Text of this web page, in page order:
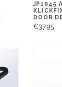
JP1045
DOOR
€37,95